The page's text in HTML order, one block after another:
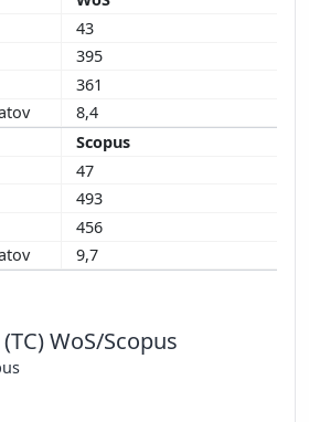
43
395
361
8,4
Scopus
47
493
456
9,7
WoS/Scopus